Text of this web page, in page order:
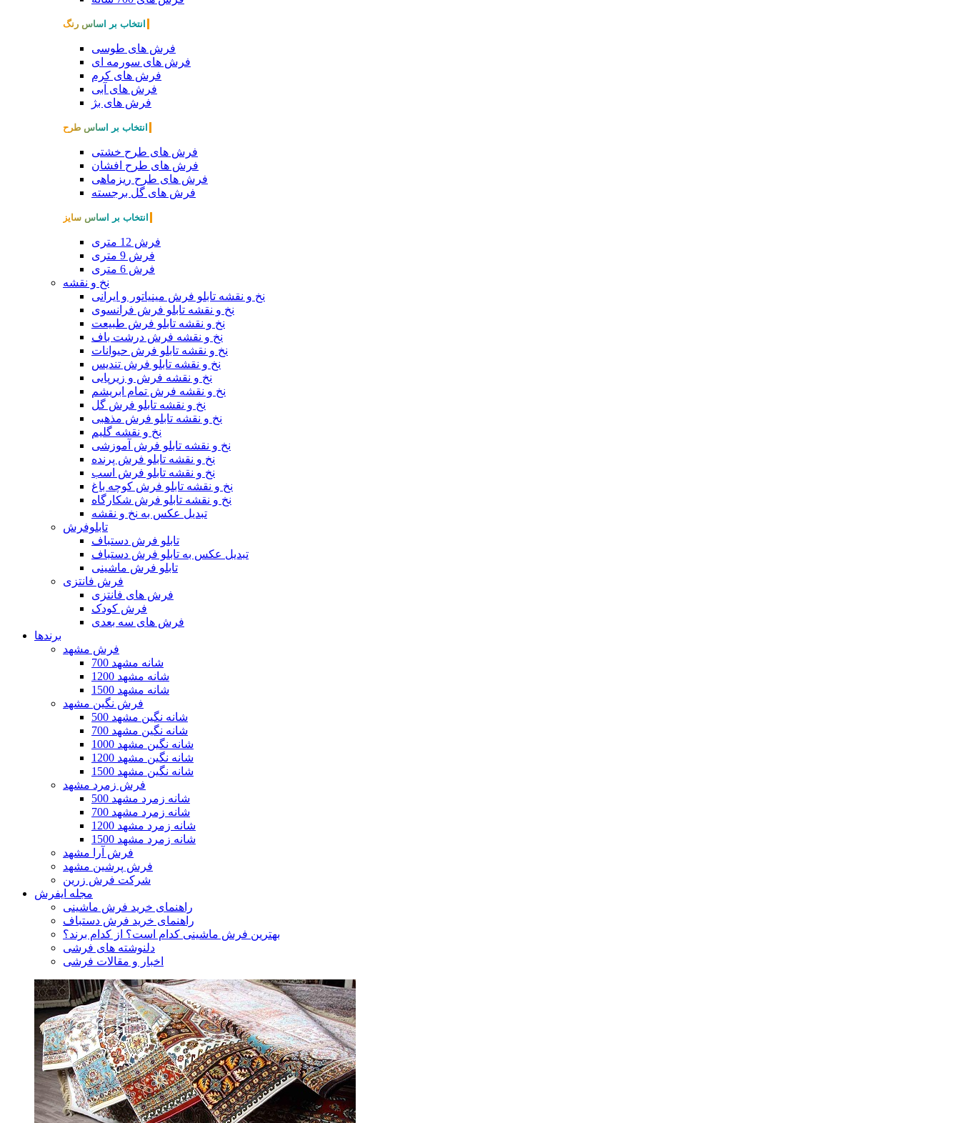
انتخاب بر اساس رنگ
فرش های طوسی
فرش های سورمه ای
فرش های کرم
فرش های آبی
فرش های بژ
انتخاب بر اساس طرح
فرش های طرح خشتی
فرش های طرح افشان
فرش های طرح ریزماهی
فرش های گل برجسته
انتخاب بر اساس سایز
فرش 12 متری
فرش 9 متری
فرش 6 متری
نخ و نقشه
نخ و نقشه تابلو فرش مینیاتور و ایرانی
نخ و نقشه تابلو فرش فرانسوی
نخ و نقشه تابلو فرش طبیعت
نخ و نقشه فرش درشت باف
نخ و نقشه تابلو فرش حیوانات
نخ و نقشه تابلو فرش تندیس
نخ و نقشه فرش و زیرپایی
نخ و نقشه فرش تمام ابریشم
نخ و نقشه تابلو فرش گل
نخ و نقشه تابلو فرش مذهبی
نخ و نقشه گلیم
نخ و نقشه تابلو فرش آموزشی
نخ و نقشه تابلو فرش پرنده
نخ و نقشه تابلو فرش اسب
نخ و نقشه تابلو فرش کوچه باغ
نخ و نقشه تابلو فرش شکارگاه
تبدیل عکس به نخ و نقشه
تابلوفرش
تابلو فرش دستباف
تبدیل عکس به تابلو فرش دستباف
تابلو فرش ماشینی
فرش فانتزی
فرش های فانتزی
فرش کودک
فرش های سه بعدی
برندها
فرش مشهد
700 شانه مشهد
1200 شانه مشهد
1500 شانه مشهد
فرش نگین مشهد
500 شانه نگین مشهد
700 شانه نگین مشهد
1000 شانه نگین مشهد
1200 شانه نگین مشهد
1500 شانه نگین مشهد
فرش زمرد مشهد
500 شانه زمرد مشهد
700 شانه زمرد مشهد
1200 شانه زمرد مشهد
1500 شانه زمرد مشهد
فرش آرا مشهد
فرش پرشین مشهد
شرکت فرش زرین
مجله ایفرش
راهنمای خرید فرش ماشینی
راهنمای خرید فرش دستباف
بهترین فرش ماشینی کدام است؟ از کدام برند؟
دلنوشته های فرشی
اخبار و مقالات فرشی